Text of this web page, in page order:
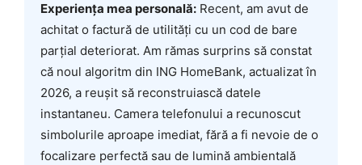
Experiența mea personală: Recent, am avut de
achitat o factură de utilități cu un cod de bare
parțial deteriorat. Am rămas surprins să constat
că noul algoritm din ING HomeBank, actualizat în
2026, a reușit să reconstruiască datele
instantaneu. Camera telefonului a recunoscut
simbolurile aproape imediat, fără a fi nevoie de o
focalizare perfectă sau de lumină ambientală